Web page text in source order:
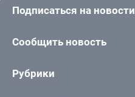
Подписаться на новости
Сообщить новость
Рубрики